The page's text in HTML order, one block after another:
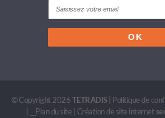
© Copyright 2026TETRADIS| Politique de
__Plan du site Création de site internet